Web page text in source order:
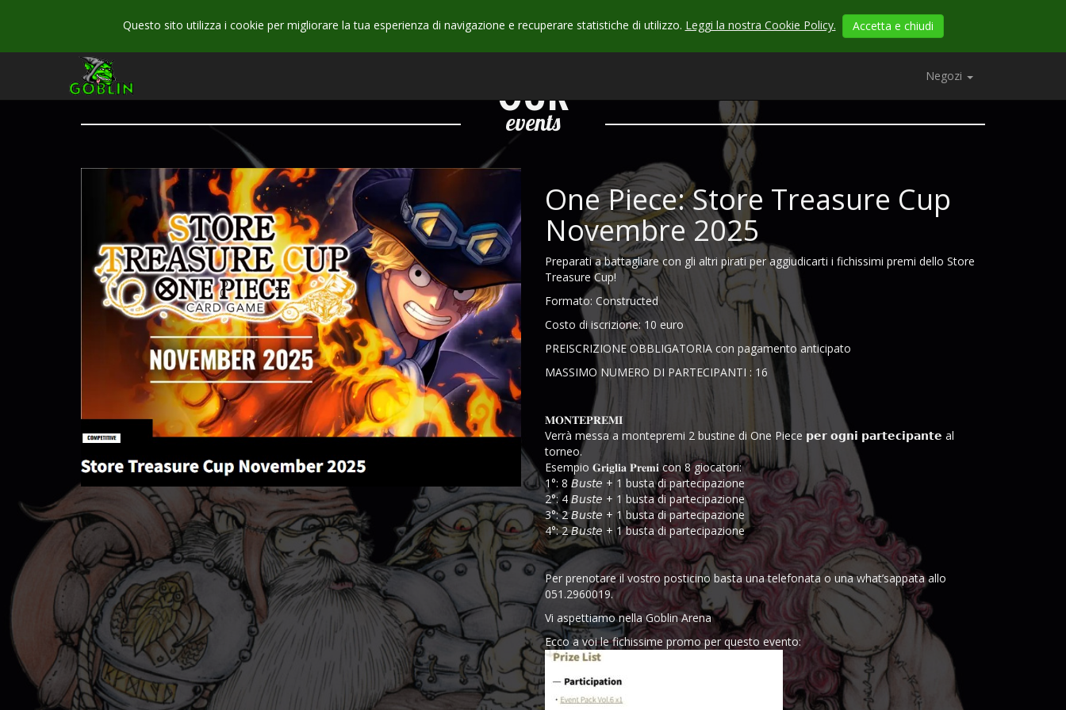
Questo sito utilizza i cookie per migliorare la tua esperienza di navigazione e recuperare statistiche di utilizzo. Leggi la nostra Cookie Policy. Accetta e chiudi
Negozi
OUR
events
One Piece: Store Treasure Cup
Novembre 2025
Preparati a battagliare con gli altri pirati per aggiudicarti i fichissimi premi dello Store
Treasure Cup!
Formato: Constructed
Costo di iscrizione: 10 euro
PREISCRIZIONE OBBLIGATORIA con pagamento anticipato
MASSIMO NUMERO DI PARTECIPANTI : 16
𝐌𝐎𝐍𝐓𝐄𝐏𝐑𝐄𝐌𝐈
Verrà messa a montepremi 2 bustine di One Piece 𝗽𝗲𝗿 𝗼𝗴𝗻𝗶 𝗽𝗮𝗿𝘁𝗲𝗰𝗶𝗽𝗮𝗻𝘁𝗲 al
torneo.
Esempio 𝐆𝐫𝐢𝐠𝐥𝐢𝐚 𝐏𝐫𝐞𝐦𝐢 con 8 giocatori:
1°: 8 𝘉𝘶𝘴𝘵𝘦 + 1 busta di partecipazione
2°: 4 𝘉𝘶𝘴𝘵𝘦 + 1 busta di partecipazione
3°: 2 𝘉𝘶𝘴𝘵𝘦 + 1 busta di partecipazione
4°: 2 𝘉𝘶𝘴𝘵𝘦 + 1 busta di partecipazione
Per prenotare il vostro posticino basta una telefonata o una what’sappata allo
051.2960019.
Vi aspettiamo nella Goblin Arena
Ecco a voi le fichissime promo per questo evento: